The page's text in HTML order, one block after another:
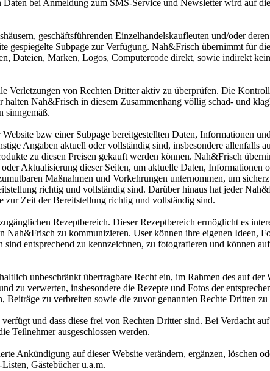
bei Anmeldung zum SMS-Service und Newsletter wird auf
geschäftsführenden Einzelhandelskaufleuten und/oder
Subpage zur Verfügung. Nah&Frisch übernimmt für
Dateien, Marken, Logos, Computercode direkt, sowie indirekt
Verletzungen von Rechten Dritter aktiv zu überprüfen. Die
Nah&Frisch in diesem Zusammenhang völlig schad- und
sinngemäß.
bzw einer Subpage bereitgestellten Daten, Informationen
Angaben aktuell oder vollständig sind, insbesondere allenfalls
zu diesen Preisen gekauft werden können. Nah&Frisch
Aktualisierung dieser Seiten, um aktuelle Daten, Informationen
Maßnahmen und Vorkehrungen unternommen, um
richtig und vollständig sind. Darüber hinaus hat jeder
zur Zeit der Bereitstellung richtig und vollständig sind.
Rezeptbereich. Dieser Rezeptbereich ermöglicht es
Nah&Frisch zu kommunizieren. User können ihre eigenen Ideen,
entsprechend zu kennzeichnen, zu fotografieren und können
unbeschränkt übertragbare Recht ein, im Rahmen des auf der
zu verwerten, insbesondere die Rezepte und Fotos der
zu verbreiten sowie die zuvor genannten Rechte Dritten
und dass diese frei von Rechten Dritter sind. Bei Verdacht
Teilnehmer ausgeschlossen werden.
Ankündigung auf dieser Website verändern, ergänzen, löschen
Gästebücher u.a.m.